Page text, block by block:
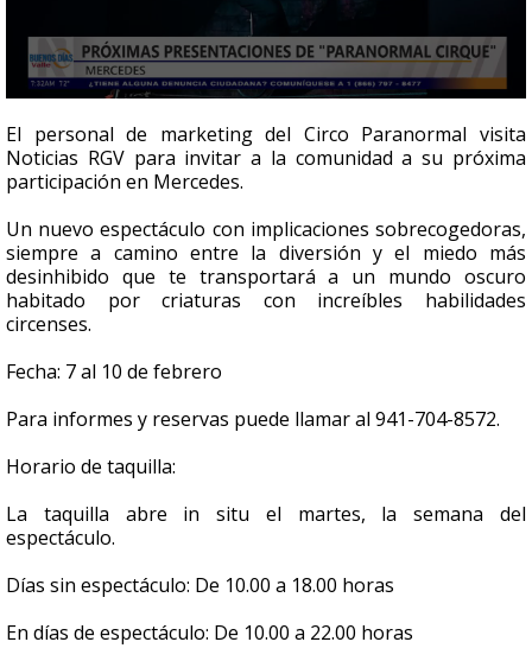
seconds
of
4
minutes,
seconds
El personal de marketing del Circo Paranormal visita
Noticias RGV para invitar a la comunidad a su próxima
participación en Mercedes.
Un nuevo espectáculo con implicaciones sobrecogedoras,
siempre a camino entre la diversión y el miedo más
desinhibido que te transportará a un mundo oscuro
habitado por criaturas con increíbles habilidades
circenses.
Fecha: 7 al 10 de febrero
Para informes y reservas puede llamar al 941-704-8572.
Horario de taquilla:
La taquilla abre in situ el martes, la semana del
espectáculo.
Días sin espectáculo: De 10.00 a 18.00 horas
En días de espectáculo: De 10.00 a 22.00 horas